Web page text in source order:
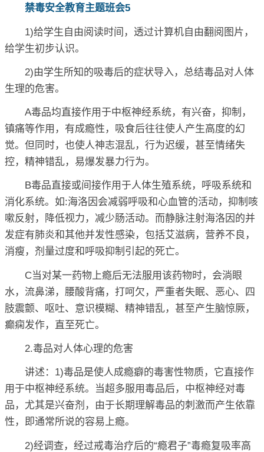
禁毒安全教育主题班会5
1)给学生自由阅读时间，透过计算机自由翻阅图片，
给学生初步认识。
2)由学生所知的吸毒后的症状导入，总结毒品对人体
生理的危害。
A毒品均直接作用于中枢神经系统，有兴奋，抑制，
镇痛等作用，有成瘾性，吸食后往往使人产生高度的幻
觉。但同时，也使人神志混乱，行为迟缓，甚至情绪失
控，精神错乱，易爆发暴力行为。
B毒品直接或间接作用于人体生殖系统，呼吸系统和
消化系统。如:海洛因会减弱呼吸和心血管的活动，抑制咳
嗽反射，降低视力，减少肠活动。而静脉注射海洛因的并
发症有肺炎和其他并发性感染，包括艾滋病，营养不良，
消瘦，剂量过度和呼吸抑制引起的死亡。
C当对某一药物上瘾后无法服用该药物时，会淌眼
水，流鼻涕，腰酸背痛，打呵欠，严重者失眠、恶心、四
肢震颤、呕吐、意识模糊、精神错乱，甚至产生脑惊厥，
癫痫发作，直至死亡。
2.毒品对人体心理的危害
讲述：1)毒品是使人成瘾癖的毒害性物质，它直接作
用于中枢神经系统。当超多服用毒品后，中枢神经对毒
品，尤其是兴奋剂，由于长期理解毒品的刺激而产生依靠
性，即通常所说的容易上瘾。
2)经调查，经过戒毒治疗后的“瘾君子”毒瘾复吸率高